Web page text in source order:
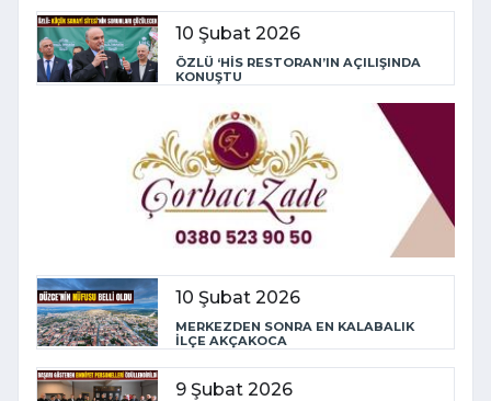
10 Şubat 2026
ÖZLÜ ‘HİS RESTORAN’IN AÇILIŞINDA
KONUŞTU
10 Şubat 2026
MERKEZDEN SONRA EN KALABALIK
İLÇE AKÇAKOCA
9 Şubat 2026